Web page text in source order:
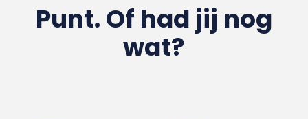
Punt. Of had jij nog
wat?